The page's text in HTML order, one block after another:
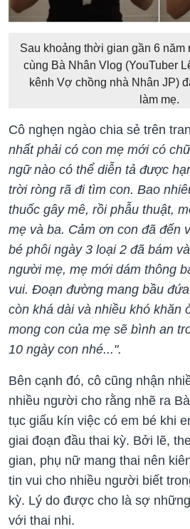
Sau khoảng thời gian gần 6 năm
cùng Bà Nhân Vlog (YouTuber
kênh Vợ chồng nhà Nhân JP)
làm mẹ.
Cô nghẹn ngào chia sẻ trên
nhất phải có con mẹ mới có
ngữ nào có thể diễn tả được
trời ròng rã đi tìm con. Bao
thuốc gây mê, rồi phẫu thuật,
mẹ và ba. Cảm ơn con đã đến
bé phôi ngày 3 loại 2 đã bám
người mẹ, mẹ mới dám thông
vui. Đoạn đường mang bầu
còn khá dài và nhiều khó khăn
mong con của mẹ sẽ bình an
10 ngày con nhé...".
Bên cạnh đó, cô cũng nhận
nhiều người cho rằng nhẽ ra
tục giấu kín việc có em bé khi
giai đoạn đầu thai kỳ. Bởi lẽ,
gian, phụ nữ mang thai nên
tin vui cho nhiều người biết
kỳ. Lý do được cho là sợ
với thai nhi.